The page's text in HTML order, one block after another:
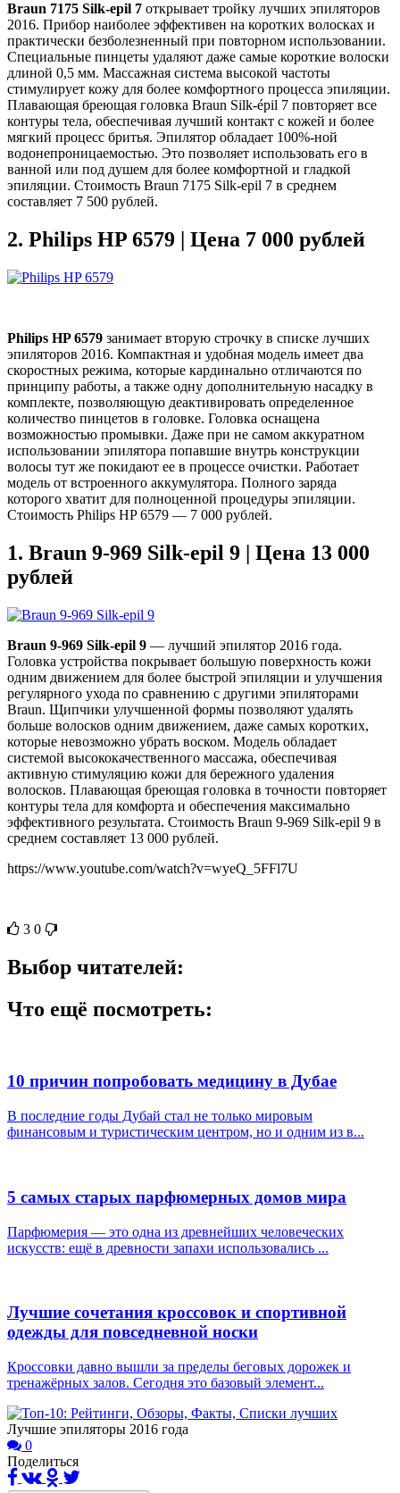
Braun 7175 Silk-epil 7 открывает тройку лучших эпиляторов
2016. Прибор наиболее эффективен на коротких волосках и
практически безболезненный при повторном использовании.
Специальные пинцеты удаляют даже самые короткие волоски
длиной 0,5 мм. Массажная система высокой частоты
стимулирует кожу для более комфортного процесса эпиляции.
Плавающая бреющая головка Braun Silk-épil 7 повторяет все
контуры тела, обеспечивая лучший контакт с кожей и более
мягкий процесс бритья. Эпилятор обладает 100%-ной
водонепроницаемостью. Это позволяет использовать его в
ванной или под душем для более комфортной и гладкой
эпиляции. Стоимость Braun 7175 Silk-epil 7 в среднем
составляет 7 500 рублей.
2. Philips HP 6579 | Цена 7 000 рублей
Philips HP6579 занимает вторую строчку в списке лучших
эпиляторов 2016. Компактная и удобная модель имеет два
скоростных режима, которые кардинально отличаются по
принципу работы, а также одну дополнительную насадку в
комплекте, позволяющую деактивировать определенное
количество пинцетов в головке. Головка оснащена
возможностью промывки. Даже при не самом аккуратном
использовании эпилятора попавшие внутрь конструкции
волосы тут же покидают ее в процессе очистки. Работает
модель от встроенного аккумулятора. Полного заряда
которого хватит для полноценной процедуры эпиляции.
Стоимость Philips HP 6579 — 7 000 рублей.
1. Braun 9-969 Silk-epil 9 | Цена 13 000
рублей
Braun 9-969 Silk-epil 9 — лучший эпилятор 2016 года.
Головка устройства покрывает большую поверхность кожи
одним движением для более быстрой эпиляции и улучшения
регулярного ухода по сравнению с другими эпиляторами
Braun. Щипчики улучшенной формы позволяют удалять
больше волосков одним движением, даже самых коротких,
которые невозможно убрать воском. Модель обладает
системой высококачественного массажа, обеспечивая
активную стимуляцию кожи для бережного удаления
волосков. Плавающая бреющая головка в точности повторяет
контуры тела для комфорта и обеспечения максимально
эффективного результата. Стоимость Braun 9-969 Silk-epil 9 в
среднем составляет 13 000 рублей.
https://www.youtube.com/watch?v=wyeQ_5FFl7U
3 0
Выбор читателей:
Что ещё посмотреть:
10 причин попробовать медицину в Дубае
В последние годы Дубай стал не только мировым
финансовым и туристическим центром, но и одним из в...
5 самых старых парфюмерных домов мира
Парфюмерия — это одна из древнейших человеческих
искусств: ещё в древности запахи использовались ...
Лучшие сочетания кроссовок и спортивной
одежды для повседневной носки
Кроссовки давно вышли за пределы беговых дорожек и
тренажёрных залов. Сегодня это базовый элемент...
Лучшие эпиляторы 2016 года
0
Поделиться